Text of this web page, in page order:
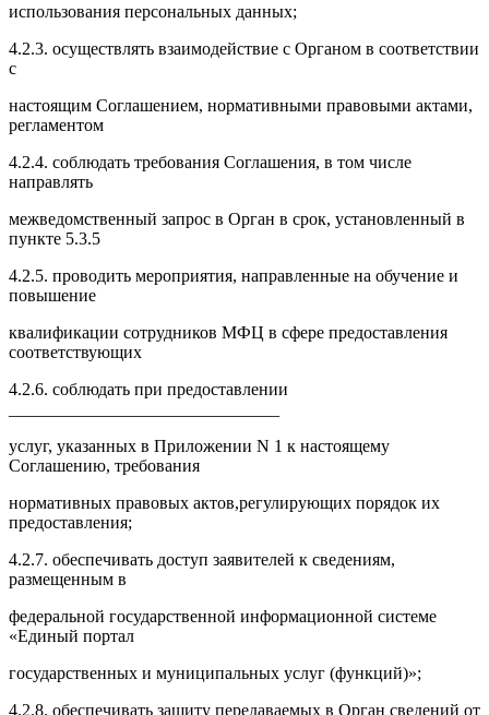
использования персональных данных;
4.2.3. осуществлять взаимодействие с Органом в соответствии
с
настоящим Соглашением, нормативными правовыми актами,
регламентом
4.2.4. соблюдать требования Соглашения, в том числе
направлять
межведомственный запрос в Орган в срок, установленный в
пункте 5.3.5
4.2.5. проводить мероприятия, направленные на обучение и
повышение
квалификации сотрудников МФЦ в сфере предоставления
соответствующих
4.2.6. соблюдать при предоставлении
услуг, указанных в Приложении N 1 к настоящему
Соглашению, требования
нормативных правовых актов,регулирующих порядок их
предоставления;
4.2.7. обеспечивать доступ заявителей к сведениям,
размещенным в
федеральной государственной информационной системе
«Единый портал
государственных и муниципальных услуг (функций)»;
4.2.8. обеспечивать защиту передаваемых в Орган сведений от